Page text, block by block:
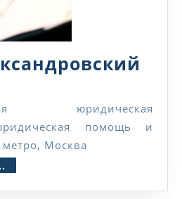
помощь и
метро, Москва